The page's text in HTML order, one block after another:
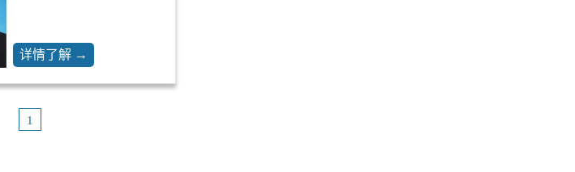
详情了解 →
1